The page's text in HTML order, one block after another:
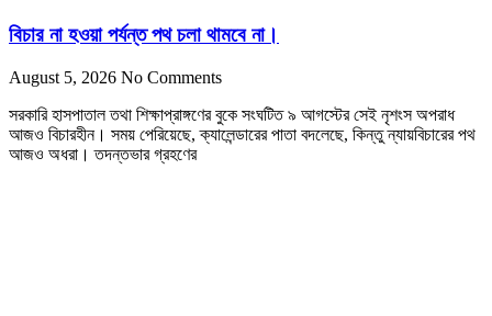
বিচার না হওয়া পর্যন্ত পথ চলা থামবে না।
August 5, 2026 No Comments
সরকারি হাসপাতাল তথা শিক্ষাপ্রাঙ্গণের বুকে সংঘটিত ৯ আগস্টের সেই নৃশংস অপরাধ
আজও বিচারহীন। সময় পেরিয়েছে, ক্যালেন্ডারের পাতা বদলেছে, কিন্তু ন্যায়বিচারের পথ
আজও অধরা। তদন্তভার গ্রহণের